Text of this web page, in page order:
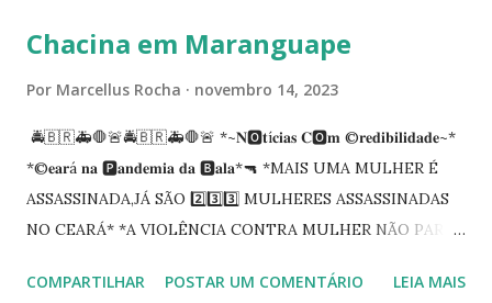
enquanto atuaram nesta instituição.
Chacina em Maranguape
Por Marcellus Rocha novembro 14, 2023
🚔🇧🇷🚑🛑🚨🚔🇧🇷🚑🛑🚨 *~𝐍🅾️𝐭í𝐜𝐢𝐚𝐬 𝐂🅾️𝐦 ©️𝐫𝐞𝐝𝐢𝐛𝐢𝐥𝐢𝐝𝐚𝐝𝐞~*
*©️𝐞𝐚𝐫á 𝐧𝐚 🅿️𝐚𝐧𝐝𝐞𝐦𝐢𝐚 𝐝𝐚 🅱️𝐚𝐥𝐚*🔫 *MAIS UMA MULHER É
ASSASSINADA,JÁ SÃO 2️⃣3️⃣3️⃣ MULHERES ASSASSINADAS
NO CEARÁ* *A VIOLÊNCIA CONTRA MULHER NÃO PARA
informações quarto pessoas foram executadas no Distrito
COMPARTILHAR POSTAR UM COMENTÁRIO LEIA MAIS